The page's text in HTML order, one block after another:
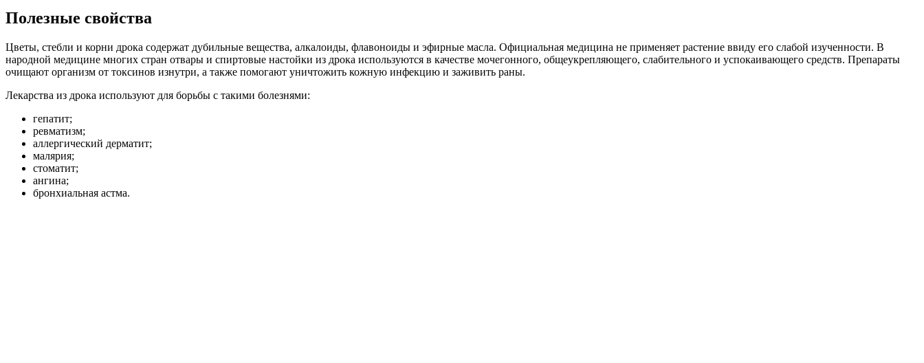
Полезные свойства
Цветы, стебли и корни дрока содержат дубильные вещества, алкалоиды, флавоноиды и эфирные масла. Официальная медицина не применяет растение ввиду его слабой изученности. В
народной медицине многих стран отвары и спиртовые настойки из дрока используются в качестве мочегонного, общеукрепляющего, слабительного и успокаивающего средств. Препараты
очищают организм от токсинов изнутри, а также помогают уничтожить кожную инфекцию и заживить раны.
Лекарства из дрока используют для борьбы с такими болезнями:
гепатит;
ревматизм;
аллергический дерматит;
малярия;
стоматит;
ангина;
бронхиальная астма.